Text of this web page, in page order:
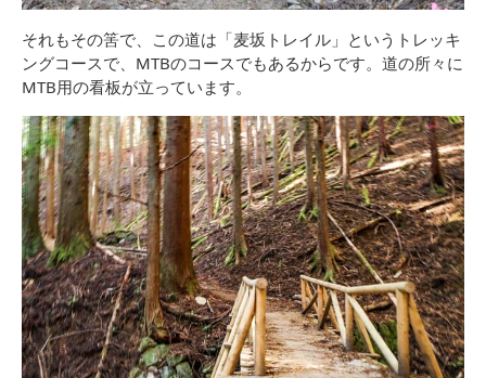
それもその筈で、この道は「麦坂トレイル」というトレッキ
ングコースで、MTBのコースでもあるからです。道の所々に
MTB用の看板が立っています。